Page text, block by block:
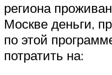
региона
Москве деньги,
по этой
потратить на: